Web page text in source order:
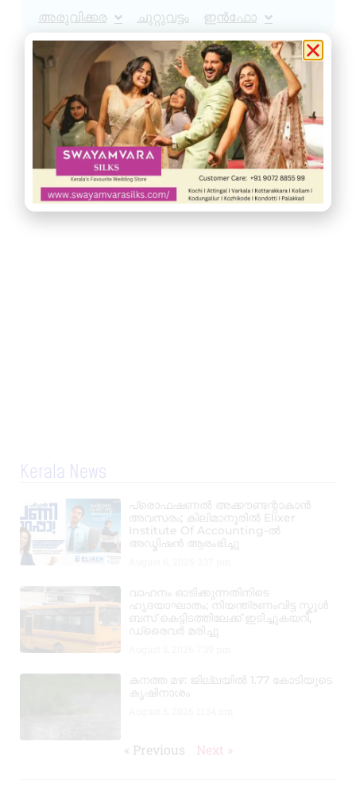
അരുവിക്കര ചുറ്റുവട്ടം ഇൻഫോ
Kerala News
പ്രൊഫഷണൽ അക്കൗണ്ടന്റാകാൻ
അവസരം; കിലിമാനൂരിൽ Elixer
Institute Of Accounting-ൽ
അഡ്മിഷൻ ആരംഭിച്ചു
വാഹനം ഓടിക്കുന്നതിനിടെ
ഹൃദയാഘാതം; നിയന്ത്രണംവിട്ട സ്കൂൾ
ബസ് കെട്ടിടത്തിലേക്ക് ഇടിച്ചുകയറി,
ഡ്രൈവർ മരിച്ചു
കനത്ത മഴ: ജില്ലയിൽ 1.77 കോടിയുടെ
കൃഷിനാശം
« Previous Next »